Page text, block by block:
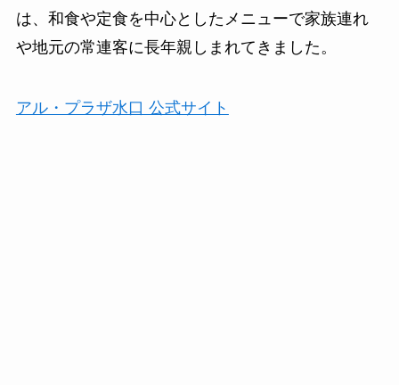
は、和食や定食を中心としたメニューで家族連れ
や地元の常連客に長年親しまれてきました。
アル・プラザ水口 公式サイト